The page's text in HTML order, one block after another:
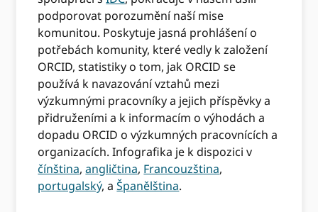
podporovat porozumění naší mise
komunitou. Poskytuje jasná prohlášení o
potřebách komunity, které vedly k založení
ORCID, statistiky o tom, jak ORCID se
používá k navazování vztahů mezi
výzkumnými pracovníky a jejich příspěvky a
přidruženími a k ​​informacím o výhodách a
dopadu ORCID o výzkumných pracovnících a
organizacích. Infografika je k dispozici v
čínština,angličtina, Francouzština,
portugalský, aŠpanělština.